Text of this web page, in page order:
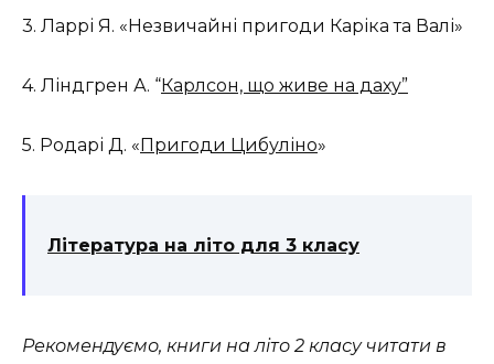
3. Ларрі Я. «Незвичайні пригоди Каріка та Валі»
4. Ліндгрен А. “Карлсон, що живе на даху”
5. Родарі Д. « Пригоди Цибуліно»
Література на літо для 3 класу
Рекомендуємо, книги на літо 2 класу читати в